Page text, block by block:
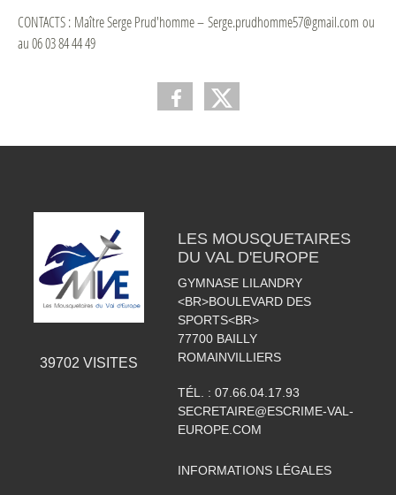
CONTACTS : Maître Serge Prud'homme – Serge.prudhomme57@gmail.com ou
au 06 03 84 44 49
39702 VISITES
LES MOUSQUETAIRES
DU VAL D'EUROPE
GYMNASE LILANDRY
<BR>BOULEVARD DES
SPORTS<BR>
77700 BAILLY
ROMAINVILLIERS
TÉL. : 07.66.04.17.93
SECRETAIRE@ESCRIME-VAL-
EUROPE.COM
INFORMATIONS LÉGALES